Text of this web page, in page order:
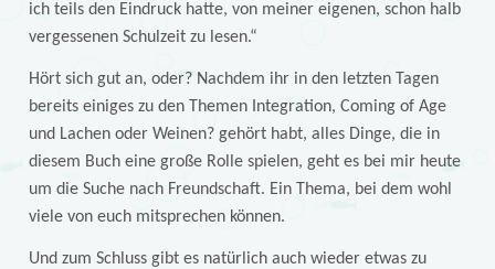
ich teils den Eindruck hatte, von meiner eigenen, schon halb
vergessenen Schulzeit zu lesen.“
Hört sich gut an, oder? Nachdem ihr in den letzten Tagen
bereits einiges zu den Themen Integration, Coming of Age
und Lachen oder Weinen? gehört habt, alles Dinge, die in
diesem Buch eine große Rolle spielen, geht es bei mir heute
um die Suche nach Freundschaft. Ein Thema, bei dem wohl
viele von euch mitsprechen können.
Und zum Schluss gibt es natürlich auch wieder etwas zu